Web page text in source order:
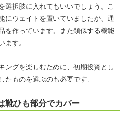
選択肢に入れてもいいでしょう。こ
にウェイトを置いていましたが、通
を作っています。また類似する機能
ます。
ングを楽しむために、初期投資とし
たものを選ぶのも必要です。
靴ひも部分でカバー